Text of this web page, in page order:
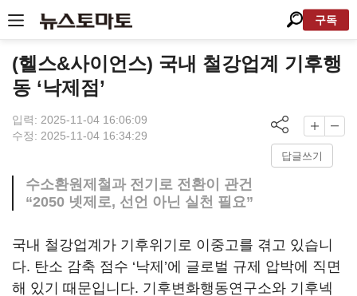
구독
(헬스&사이언스) 국내 철강업계 기후행
동 ‘낙제점’
입력: 2025-11-04 16:06:09
수정: 2025-11-04 16:34:29
답글쓰기
수소환원제철과 전기로 전환이 관건
“2050 넷제로, 선언 아닌 실천 필요”
국내 철강업계가 기후위기로 이중고를 겪고 있습니
다. 탄소 감축 점수 ‘낙제’에 글로벌 규제 압박에 직면
해 있기 때문입니다. 기후변화행동연구소와 기후넥